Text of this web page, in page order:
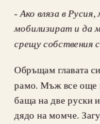
- Ако вляза в
мобилизират и да
Обръщам главата
рамо. Мъж все още
баща на две руски
дядо на момче.